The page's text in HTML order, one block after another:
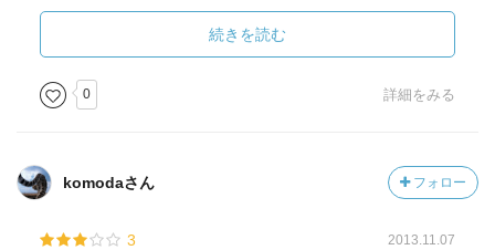
p95 2007年のフィンランド高校生銃乱射事件
事件。冷たい家庭の最悪の結末。こういった事件はどうし
な。
p133 情報選択能力を伸ばそう
・政治に無関心で居られる日本には、まだそれだけの余裕
があるのでは
・愛国心は人にこれこれこうだから、と教えられるもので
はない。
続きを読む
0 詳細をみる
komodaさん フォロー
3 2013.11.07